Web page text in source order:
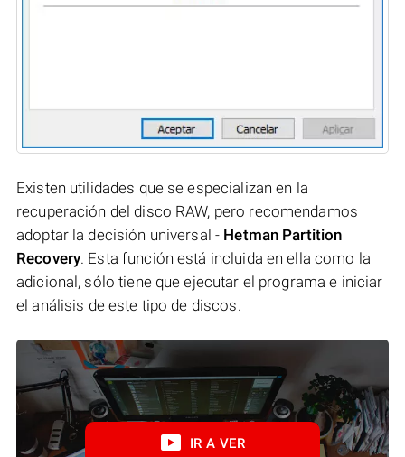
Existen utilidades que se especializan en la
recuperación del disco RAW, pero recomendamos
adoptar la decisión universal - Hetman Partition
Recovery. Esta función está incluida en ella como la
adicional, sólo tiene que ejecutar el programa e iniciar
el análisis de este tipo de discos.
IR A VER